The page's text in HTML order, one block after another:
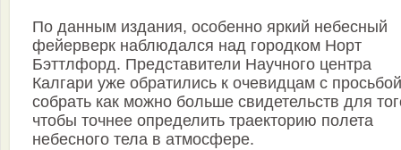
По данным издания, особенно яркий небесный
фейерверк наблюдался над городком Норт
Бэттлфорд. Представители Научного центра
Калгари уже обратились к очевидцам с просьбой
собрать как можно больше свидетельств для
чтобы точнее определить траекторию полета
небесного тела в атмосфере.